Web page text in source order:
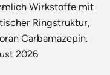
Wirkstoffe mit
Ringstruktur,
Carbamazepin.
2026